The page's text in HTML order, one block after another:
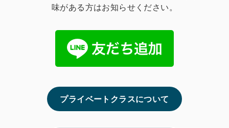
味がある方はお知らせください。
プライベートクラスについて